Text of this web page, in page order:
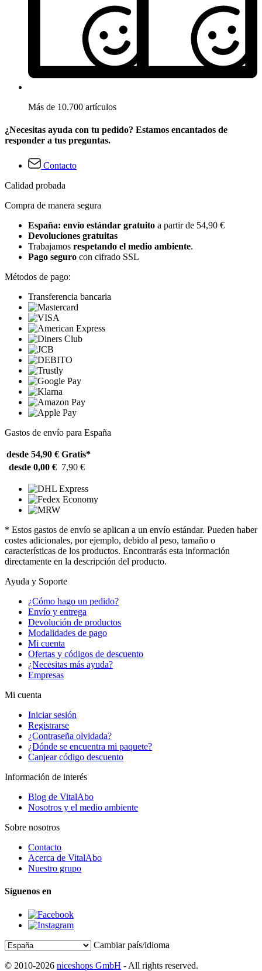
Más de 10.700 artículos
¿Necesitas ayuda con tu pedido? Estamos encantados de
responder a tus preguntas.
Contacto
Calidad probada
Compra de manera segura
España: envío estándar gratuito a partir de 54,90 €
Devoluciones gratuitas
Trabajamos respetando el medio ambiente.
Pago seguro con cifrado SSL
Métodos de pago:
Transferencia bancaria
Gastos de envío para España
desde 54,90 € Gratis*
desde 0,00 € 7,90 €
* Estos gastos de envío se aplican a un envío estándar. Pueden haber
costes adicionales, por ejemplo, debido al peso, tamaño o
características de los productos. Encontrarás esta información
directamente en la descripción del producto.
Ayuda y Soporte
¿Cómo hago un pedido?
Envío y entrega
Devolución de productos
Modalidades de pago
Mi cuenta
Ofertas y códigos de descuento
¿Necesitas más ayuda?
Empresas
Mi cuenta
Iniciar sesión
Registrarse
¿Contraseña olvidada?
¿Dónde se encuentra mi paquete?
Canjear código descuento
Información de interés
Blog de VitalAbo
Nosotros y el medio ambiente
Sobre nosotros
Contacto
Acerca de VitalAbo
Nuestro grupo
Síguenos en
Cambiar país/idioma
© 2010-2026 niceshops GmbH - All rights reserved.